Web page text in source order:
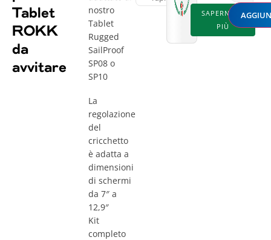
Tablet
ROKK
da
avvitare
nostro
Tablet
Rugged
SailProof
SP08 o
SP10
La
regolazione
del
cricchetto
è adatta a
dimensioni
di schermi
da 7″ a
12,9″
Kit
completo
SAPERNE DI
PIÙ